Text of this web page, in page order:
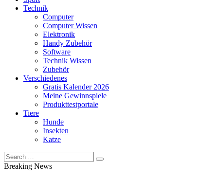
Technik
Computer
Computer Wissen
Elektronik
Handy Zubehör
Software
Technik Wissen
Zubehör
Verschiedenes
Gratis Kalender 2026
Meine Gewinnspiele
Produkttestportale
Tiere
Hunde
Insekten
Katze
Breaking News